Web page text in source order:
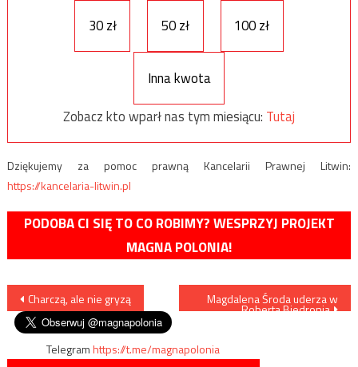
30 zł
50 zł 100 zł
Inna kwota
Zobacz kto wparł nas tym miesiącu: Tutaj
Dziękujemy za pomoc prawną Kancelarii Prawnej Litwin:
https://kancelaria-litwin.pl
PODOBA CI SIĘ TO CO ROBIMY? WESPRZYJ PROJEKT
MAGNA POLONIA!
Nawigacja
wpisu
Charczą, ale nie gryzą Magdalena Środa uderza w
Roberta Biedronia
Telegramhttps://t.me/magnapolonia